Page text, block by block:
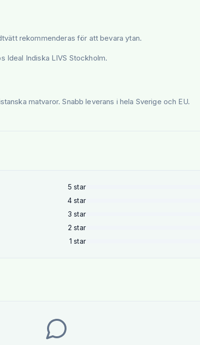
rekommenderas för att bevara ytan.
Ideal Indiska LIVS Stockholm.
matvaror. Snabb leverans i hela Sverige och EU.
5 star
4 star
3 star
2 star
1 star